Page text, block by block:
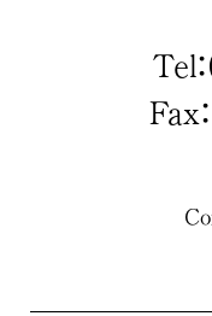
Tel
Fax